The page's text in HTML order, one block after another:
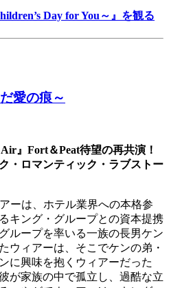
Day for You～』を観る
愛の痕～
Air』Fort＆Peat待望の再共演！
・ロマンティック・ラブストー
ーは、ホテル業界への本格参
キング・グループとの資本提携
ループを率いる一族の長男ケン
ウィアーは、そこでケンの弟・
に興味を抱くウィアーだった
が家族の中で孤立し、過酷な立